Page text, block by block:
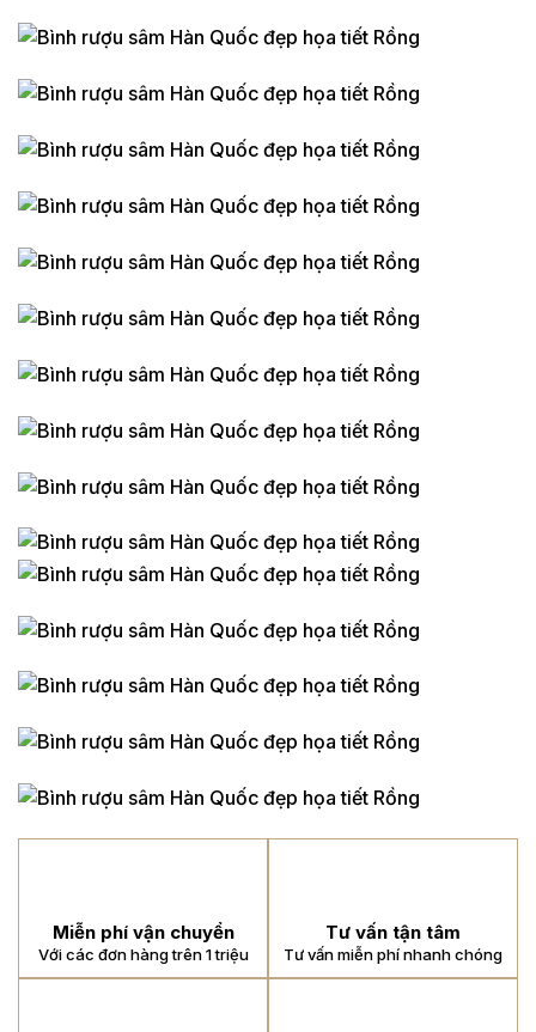
Miễn phí vận chuyển
Với các đơn hàng trên 1 triệu
Tư vấn tận tâm
Tư vấn miễn phí nhanh chóng